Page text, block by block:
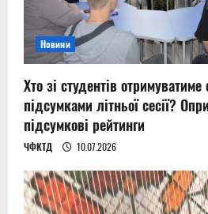
Новини
Хто зі студентів
підсумками літньої сесії?
підсумкові рейтинги
ЧФКТД 10.07.2026